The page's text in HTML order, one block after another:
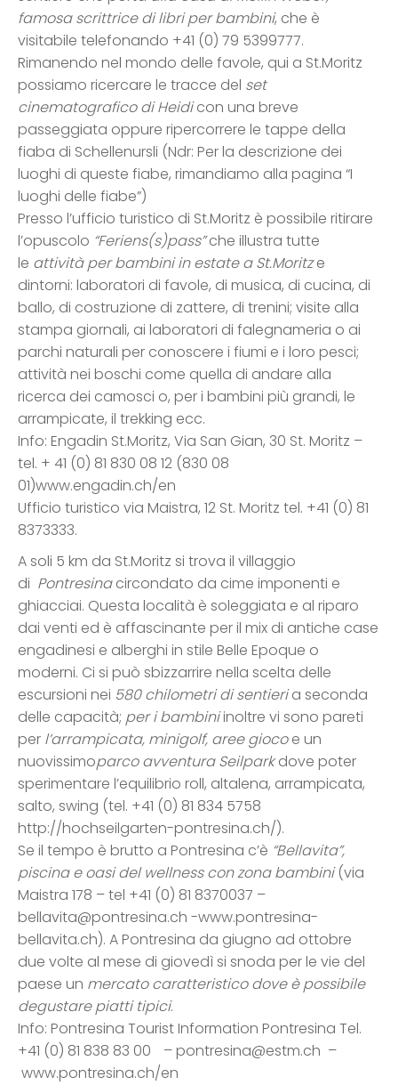
famosa scrittrice di libri per bambini, che è
visitabile telefonando +41 (0) 79 5399777.
Rimanendo nel mondo delle favole, qui a St.Moritz
possiamo ricercare le tracce del set
cinematografico di Heidicon una breve
passeggiata oppure ripercorrere le tappe della
fiaba di Schellenursli (Ndr: Per la descrizione dei
luoghi di queste fiabe, rimandiamo alla pagina “I
luoghi delle fiabe”)
Presso l’ufficio turistico di St.Moritz è possibile ritirare
l’opuscolo “Feriens(s)pass”che illustra tutte
le attività per bambini in estate a St.Moritze
dintorni: laboratori di favole, di musica, di cucina, di
ballo, di costruzione di zattere, di trenini; visite alla
stampa giornali, ai laboratori di falegnameria o ai
parchi naturali per conoscere i fiumi e i loro pesci;
attività nei boschi come quella di andare alla
ricerca dei camosci o, per i bambini più grandi, le
arrampicate, il trekking ecc.
Info: Engadin St.Moritz, Via San Gian, 30 St. Moritz –
tel. + 41 (0) 81 830 08 12 (830 08
01)www.engadin.ch/en
Ufficio turistico via Maistra, 12 St. Moritz tel. +41 (0) 81
8373333.
A soli 5 km da St.Moritz si trova il villaggio
di Pontresinacircondato da cime imponenti e
ghiacciai. Questa località è soleggiata e al riparo
dai venti ed è affascinante per il mix di antiche case
engadinesi e alberghi in stile Belle Epoque o
moderni. Ci si può sbizzarrire nella scelta delle
escursioni nei 580 chilometri di sentieria seconda
delle capacità; per i bambiniinoltre vi sono pareti
per l’arrampicata, minigolf, aree giocoe un
nuovissimoparco avventura Seilparkdove poter
sperimentare l’equilibrio roll, altalena, arrampicata,
salto, swing (tel. +41 (0) 81 834 5758
http://hochseilgarten-pontresina.ch/).
Se il tempo è brutto a Pontresina c’è “Bellavita”,
piscina e oasi del wellness con zona bambini(via
Maistra 178 – tel +41 (0) 81 8370037 –
bellavita@pontresina.ch -www.pontresina-
bellavita.ch). A Pontresina da giugno ad ottobre
due volte al mese di giovedì si snoda per le vie del
paese un mercato caratteristico dove è possibile
degustare piatti tipici.
Info: Pontresina Tourist Information Pontresina Tel.
+41 (0) 81 838 83 00 – pontresina@estm.ch –
www.pontresina.ch/en